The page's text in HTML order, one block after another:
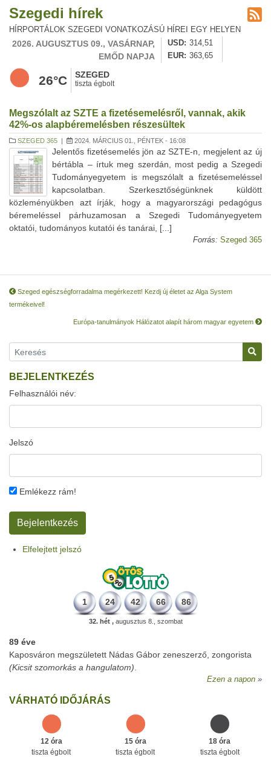
Szegedi hírek
HÍRPORTÁLOK SZEGEDI VONATKOZÁSÚ HÍREI EGY HELYEN
2026. AUGUSZTUS 09., VASÁRNAP,
EMŐD NAPJA
USD
314,51
EUR
363,65
26°C SZEGED
tiszta égbolt
Megszólalt az SZTE a fizetésemelésről, vannak, akik
42%-os alapbéremelésben részesültek
SZEGED 365 | 2024. MÁRCIUS 01., PÉNTEK - 16:08
Jelentős fizetésemelés jön az SZTE-n, megjelent az új
bértábla – írtuk meg szerdán, most pedig a Szegedi
Tudományegyetem is megszólalt a fizetésemeléssel
kapcsolatban. Szerkesztőségünknek küldött
közleményükben azt írják, hogy a magyarországi pedagógus
béremeléssel párhuzamosan a Szegedi Tudományegyetem
oktatói, tudományos kutatói és tanárai, [...]
Forrás: Szeged 365
Szeged egészségforradalma megérkezett! Kezdj új életet az Alga System
termékeivel!
Európa-tanulmányok Hálózatot alapít három magyar egyetem
BEJELENTKEZÉS
Felhasználói név:
Jelszó
Emlékezz rám!
Elfelejtett jelszó
1 24 42 66 86
32. hét ,augusztus 8., szombat
89 éve
Kaposváron megszületett Nádas Gábor zeneszerző, zongorista
(Kicsit szomorkás a hangulatom)
Ezen a napon
VÁRHATÓ IDŐJÁRÁS
12 óra
tiszta égbolt
15 óra
tiszta égbolt
18 óra
tiszta égbolt